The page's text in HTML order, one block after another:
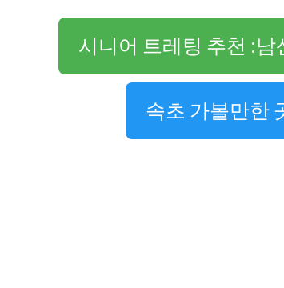
시니어 트레팅 추천 :남
속초 가볼만한